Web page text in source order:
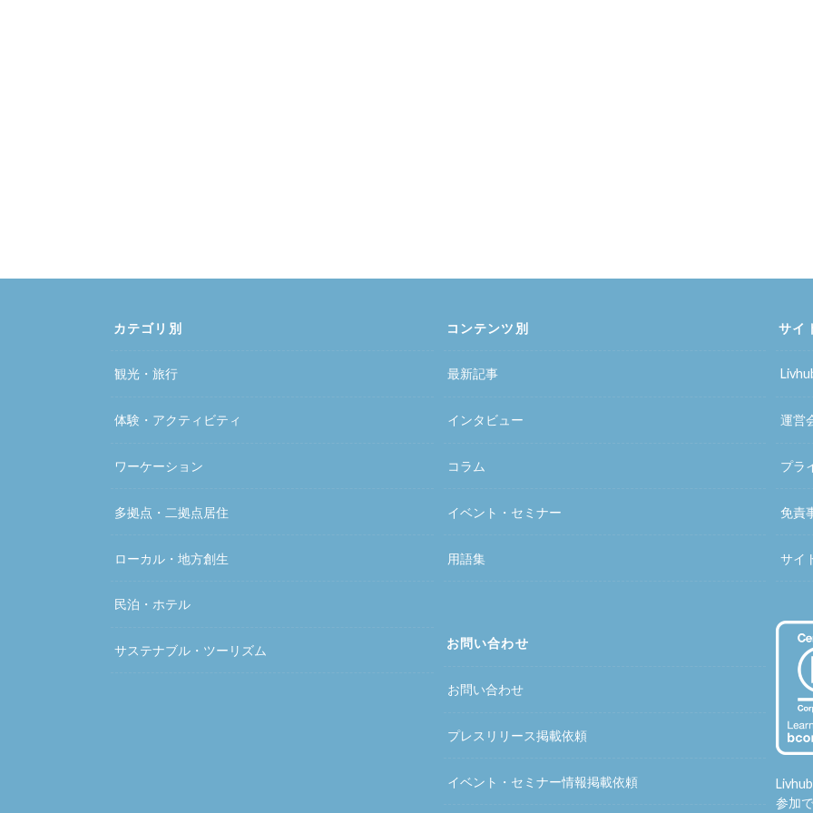
カテゴリ別
観光・旅行
体験・アクティビティ
ワーケーション
多拠点・二拠点居住
ローカル・地方創生
民泊・ホテル
サステナブル・ツーリズム
コンテンツ別
最新記事
インタビュー
コラム
イベント・セミナー
用語集
お問い合わせ
お問い合わせ
プレスリリース掲載依頼
イベント・セミナー情報掲載依頼
サイ
運営
プラ
免責
サイ
参加